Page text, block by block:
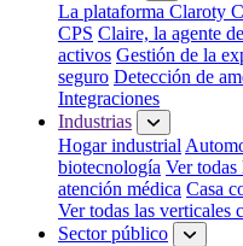
La plataforma Claroty
CPS Claire, la agente
activos Gestión de la
seguro Detección de
Integraciones
Industrias
Hogar industrial
biotecnología Ver todas
atención médica Casa
Ver todas las verticales
Sector público